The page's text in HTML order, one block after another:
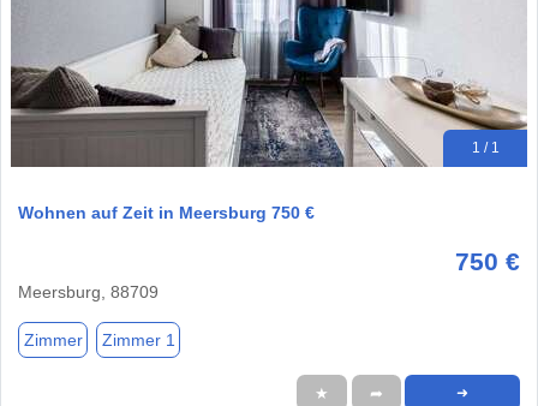
1 / 1
Wohnen auf Zeit in Meersburg 750 €
750 €
Meersburg, 88709
Zimmer Zimmer 1
★ ➦ ➜